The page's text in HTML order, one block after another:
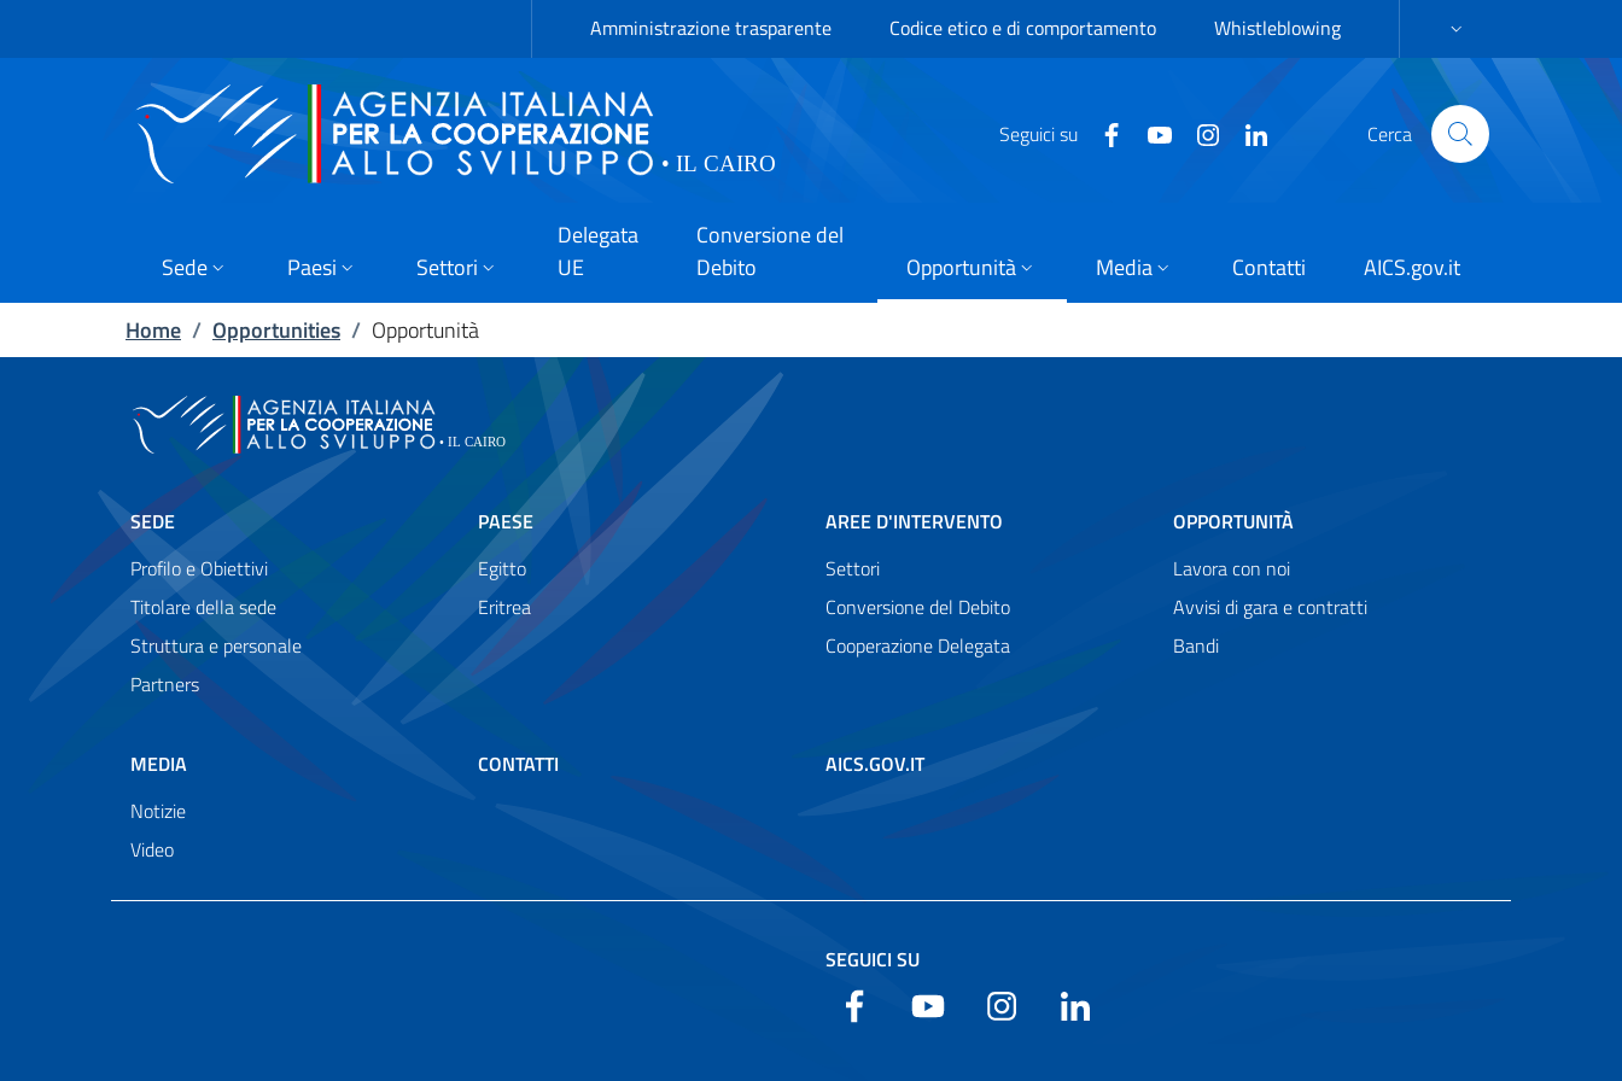
Amministrazione trasparente Codice etico e di comportamento Whistleblowing LANGUAGE SELECTION:
Seguici su Cerca
Sede Paesi Settori
Delegata
UE
Conversione del
Debito
Opportunità Media Contatti
AICS.gov.it
Home / Opportunities / Opportunità
SEDE
Profilo e Obiettivi
Titolare della sede
Struttura e personale
Partners
PAESE
Egitto
Eritrea
AREE D'INTERVENTO
Settori
Conversione del Debito
Cooperazione Delegata
OPPORTUNITÀ
Lavora con noi
Avvisi di gara e contratti
Bandi
MEDIA
Notizie
Video
CONTATTI AICS.GOV.IT
SEGUICI SU